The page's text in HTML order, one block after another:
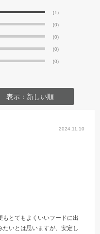
(1)
(0)
(0)
(0)
(0)
表示：新しい順
2024.11.10
もとてもよくいいフードに出
いとは思いますが、安定し